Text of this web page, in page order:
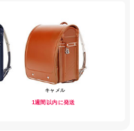
キャメル
1週間以内に発送